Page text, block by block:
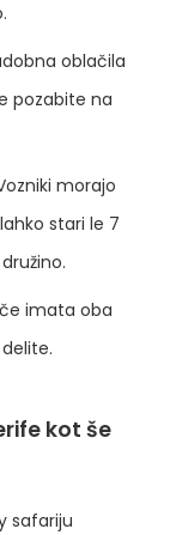
oblačila
pozabite na
morajo
stari le 7
imata oba
kot še
safariju